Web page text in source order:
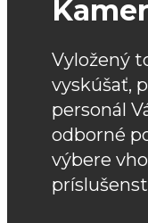
Vyložený
vyskúšať,
personál
odborné
výbere